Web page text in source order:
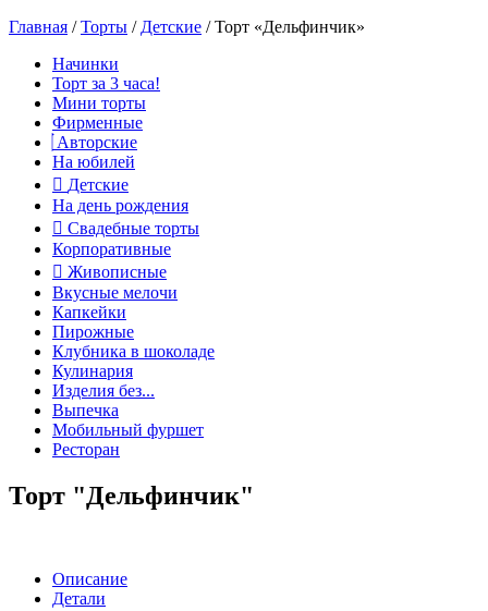
Главная /Торты / Детские / Торт «Дельфинчик»
Начинки
Торт за 3 часа!
Мини торты
Фирменные
Авторские
На юбилей
Детские
На день рождения
Свадебные торты
Корпоративные
Живописные
Вкусные мелочи
Капкейки
Пирожные
Клубника в шоколаде
Кулинария
Изделия без...
Выпечка
Мобильный фуршет
Ресторан
Торт "Дельфинчик"
Описание
Детали